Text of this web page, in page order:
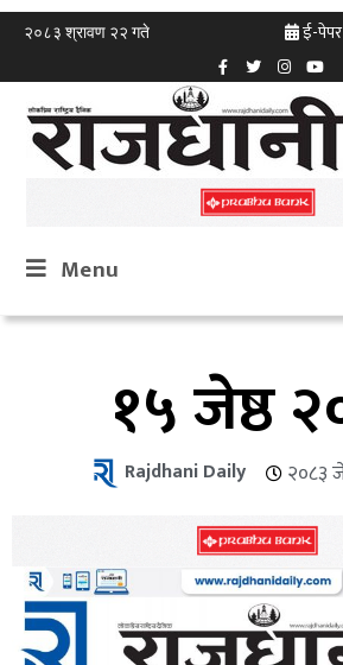
२०८३ श्रावण २२ गते ई-पेपर
Menu
१५ जेष्ठ
Rajdhani Daily २०८३